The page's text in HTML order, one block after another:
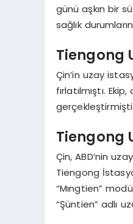
günü aşkın bir
sağlık
Tiengong
Çin’in uzay
fırlatılmıştı.
gerçekleştirmişti.
Tiengong
Çin, ABD’nin
Tiengong
“Mıngtien”
“Şüntien” adlı